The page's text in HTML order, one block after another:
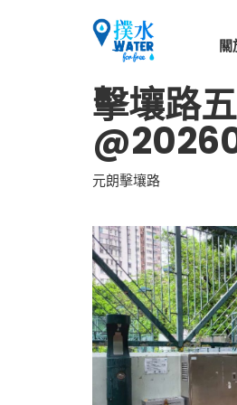
關
擊壤路
元朗擊壤路